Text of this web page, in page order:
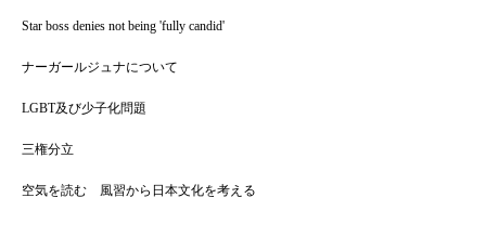
Star boss denies not being 'fully candid'
ナーガールジュナについて
LGBT及び少子化問題
三権分立
空気を読む 風習から日本文化を考える